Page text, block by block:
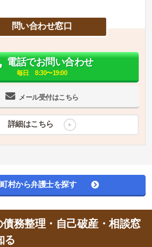
問い合わせ窓口
メール受付はこちら
電話でお問い合わせ
毎日 8:30〜19:00
詳細はこちら
村から弁護士を探す
務整理・自己破産・相談窓
る